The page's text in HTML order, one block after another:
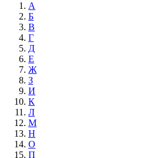
А
Б
В
Г
Д
Е
Ж
З
И
К
Л
М
Н
О
П